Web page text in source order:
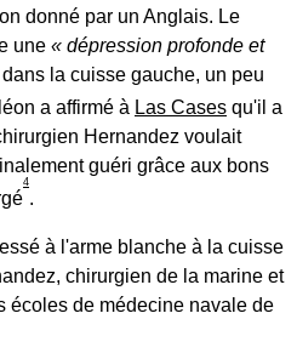
donné par un Anglais. Le
une
dépression profonde et
dans la cuisse gauche, un peu
a affirmé à Las Cases qu'il a
Hernandez voulait
guéri grâce aux bons
4
.
à l'arme blanche à la cuisse
chirurgien de la marine et
écoles de médecine navale de